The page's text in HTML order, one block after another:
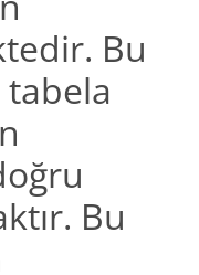
Bu
tabela
Bu